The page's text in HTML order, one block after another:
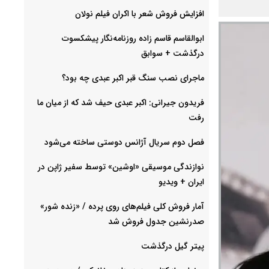
افزایش فروش شعر با اکران فیلم نولان
ابوالقاسم قاسم زاده روزنامه‌نگار پیشکسوت
درگذشت + سوابق
ماجرای نصب سنگ قبر اکبر عبدی چه بود؟
فریدون جیرانی: اکبر عبدی حیف شد که از میان ما
رفت
فصل دوم سریال آژانس دوستی ساخته می‌شود
نوازندگی موسیقی «اوشین» توسط سفیر ژاپن در
ایران + ویدیو
آمار فروش کلی فیلم‌های روی پرده / «زنده شور»
صدرنشین جدول فروش شد
پیتر گیل درگذشت